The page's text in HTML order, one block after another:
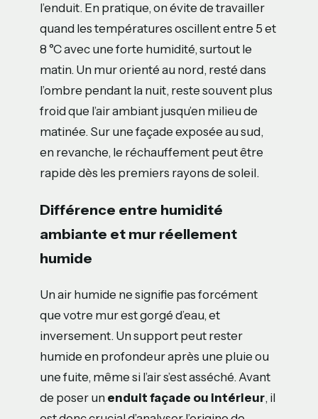
l’enduit. En pratique, on évite de travailler
quand les températures oscillent entre 5 et
8 °C avec une forte humidité, surtout le
matin. Un mur orienté au nord, resté dans
l’ombre pendant la nuit, reste souvent plus
froid que l’air ambiant jusqu’en milieu de
matinée. Sur une façade exposée au sud,
en revanche, le réchauffement peut être
rapide dès les premiers rayons de soleil.
Différence entre humidité
ambiante et mur réellement
humide
Un air humide ne signifie pas forcément
que votre mur est gorgé d’eau, et
inversement. Un support peut rester
humide en profondeur après une pluie ou
une fuite, même si l’air s’est asséché. Avant
de poser un enduit façade ou intérieur, il